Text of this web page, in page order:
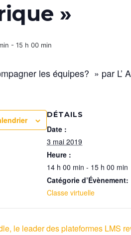
»
- 15 h 00 min
les équipes? » par L’
DÉTAILS
Date :
3 mai 2019
Heure :
14 h 00 min - 15 h 00 min
Catégorie d’Évènement:
Classe virtuelle
le leader des plateformes LMS